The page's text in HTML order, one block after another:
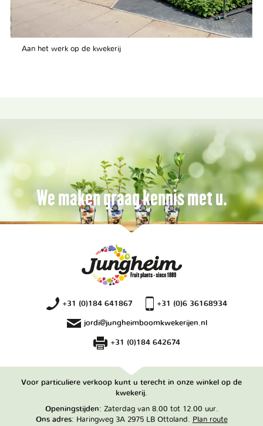
Aan het werk op de kwekerij
We maken graag kennis met u.
+31 (0)184 641867 +31 (0)6 36168934
jordi@jungheimboomkwekerijen.nl
+31 (0)184 642674
Voor particuliere verkoop kunt u terecht in onze winkel op de
kwekerij.
Openingstijden: Zaterdag van 8.00 tot 12.00 uur.
Ons adres: Haringweg 3A 2975 LB Ottoland. Plan route